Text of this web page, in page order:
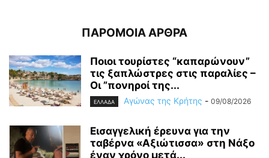
ΠΑΡΟΜΟΙΑ ΑΡΘΡΑ
Ποιοι τουρίστες “καπαρώνουν”
τις ξαπλώστρες στις παραλίες –
Οι ”πονηροί της...
ΕΛΛΑΔΑ Αγώνας της Κρήτης - 09/08/2026
Εισαγγελική έρευνα για την
ταβέρνα «Αξιώτισσα» στη Νάξο
έναν χρόνο μετά...